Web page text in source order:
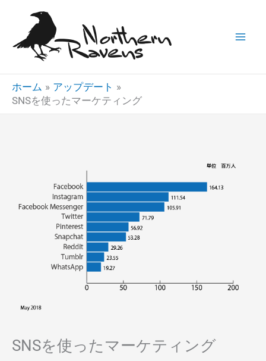
キ
ホーム
アップデート
SNSを使ったマーケティング
SNSを使ったマーケティング